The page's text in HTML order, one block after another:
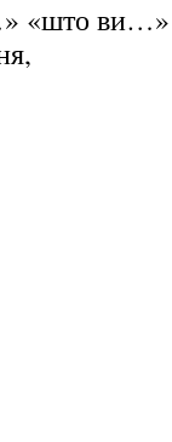
«што ви…»